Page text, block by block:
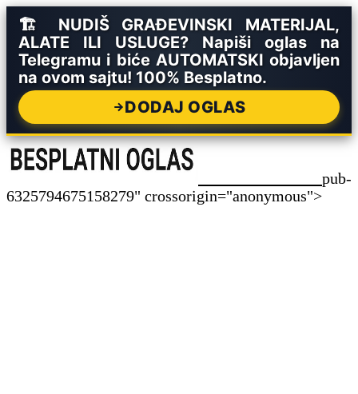
🏗️ NUDIŠ GRAĐEVINSKI MATERIJAL,
ALATE ILI USLUGE? Napiši oglas na
Telegramu i biće AUTOMATSKI objavljen
na ovom sajtu! 100% Besplatno.
DODAJ OGLAS
pub-
6325794675158279" crossorigin="anonymous">